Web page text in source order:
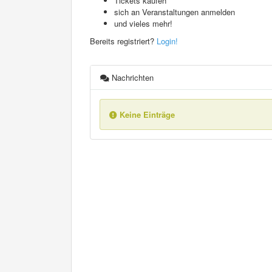
sich an Veranstaltungen anmelden
und vieles mehr!
Bereits registriert? Login!
Nachrichten
Keine Einträge